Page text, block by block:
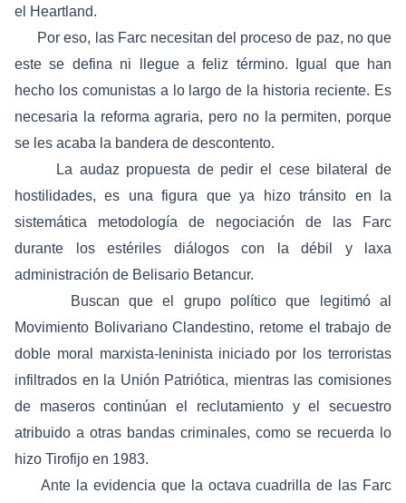
el Heartland.
Por eso, las Farc necesitan del proceso de paz, no que
este se defina ni llegue a feliz término. Igual que han
hecho los comunistas a lo largo de la historia reciente. Es
necesaria la reforma agraria, pero no la permiten, porque
se les acaba la bandera de descontento.
La audaz propuesta de pedir el cese bilateral de
hostilidades, es una figura que ya hizo tránsito en la
sistemática metodología de negociación de las Farc
durante los estériles diálogos con la débil y laxa
administración de Belisario Betancur.
Buscan que el grupo político que legitimó al
Movimiento Bolivariano Clandestino, retome el trabajo de
doble moral marxista-leninista iniciado por los terroristas
infiltrados en la Unión Patriótica, mientras las comisiones
de maseros continúan el reclutamiento y el secuestro
atribuido a otras bandas criminales, como se recuerda lo
hizo Tirofijo en 1983.
Ante la evidencia que la octava cuadrilla de las Farc